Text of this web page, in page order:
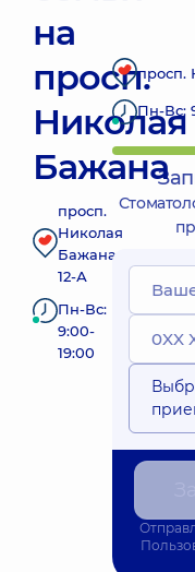
на
просп.
Николая
Бажана
просп.
Николая
Бажана,
12-А
Пн-Вс:
9:00-
19:00
просп.
Пн-Вс: